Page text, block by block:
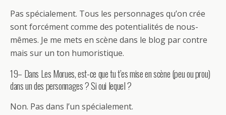
Pas spécialement. Tous les personnages qu’on crée
sont forcément comme des potentialités de nous-
mêmes. Je me mets en scène dans le blog par contre
mais sur un ton humoristique.
19– Dans Les Morues, est-ce que tu t’es mise en scène (peu ou prou)
dans un des personnages ? Si oui lequel ?
Non. Pas dans l’un spécialement.